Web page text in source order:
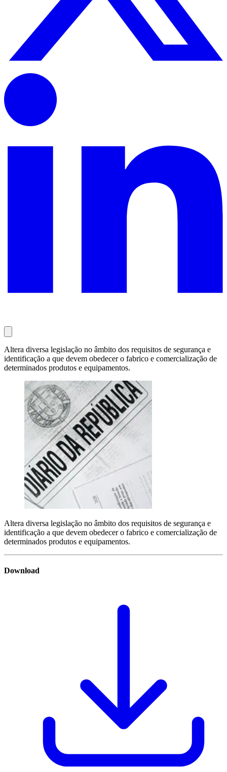
Altera diversa legislação no âmbito dos requisitos de segurança e
identificação a que devem obedecer o fabrico e comercialização de
determinados produtos e equipamentos.
Altera diversa legislação no âmbito dos requisitos de segurança e
identificação a que devem obedecer o fabrico e comercialização de
determinados produtos e equipamentos.
Download